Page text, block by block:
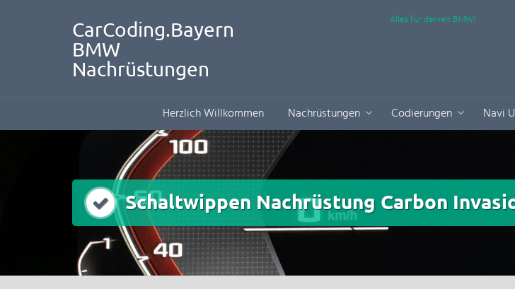
CarCoding.Bayern
BMW
Nachrüstungen
Alles für deinen BMW!
Herzlich Willkommen Nachrüstungen Codierungen Navi
Schaltwippen Nachrüstung Carbon